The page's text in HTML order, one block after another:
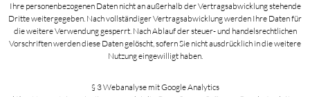
Ihre personenbezogenen Daten nicht an außerhalb der Vertragsabwicklung stehende
Dritte weitergegeben. Nach vollständiger Vertragsabwicklung werden Ihre Daten für
die weitere Verwendung gesperrt. Nach Ablauf der steuer- und handelsrechtlichen
Vorschriften werden diese Daten gelöscht, sofern Sie nicht ausdrücklich in die weitere
Nutzung eingewilligt haben.
§ 3 Webanalyse mit Google Analytics